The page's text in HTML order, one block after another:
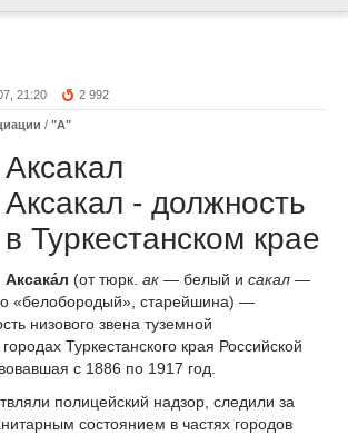
21:20 2 992
/ "А"
Аксакал
Аксакал - должность
в Туркестанском крае
Аксака́л (от тюрк. ак — белый и сакал —
«белобородый», старейшина) —
низового звена туземной
Туркестанского края Российской
с 1886 по 1917 год.
полицейский надзор, следили за
состоянием в частях городов